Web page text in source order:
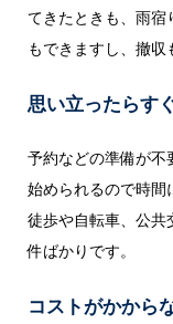
てきたときも、雨宿
もできますし、撤収
思い立ったらす
予約などの準備が不
始められるので時間
徒歩や自転車、公共
件ばかりです。
コストがかから